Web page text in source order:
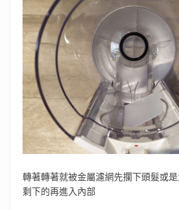
轉著轉著就被金屬濾網先攔下頭髮或是
剩下的再進入內部